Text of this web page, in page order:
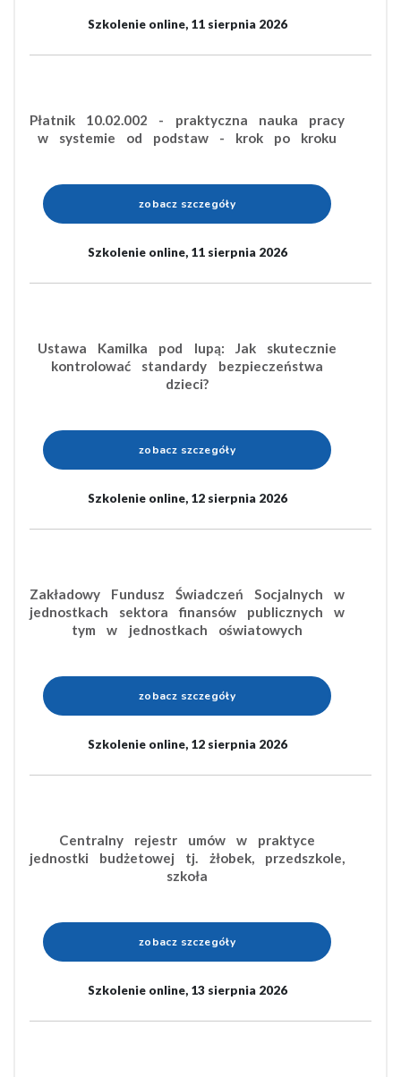
Szkolenie online, 11 sierpnia 2026
Płatnik 10.02.002 - praktyczna nauka pracy
w systemie od podstaw - krok po kroku
zobacz szczegóły
Szkolenie online, 11 sierpnia 2026
Ustawa Kamilka pod lupą: Jak skutecznie
kontrolować standardy bezpieczeństwa
dzieci?
zobacz szczegóły
Szkolenie online, 12 sierpnia 2026
Zakładowy Fundusz Świadczeń Socjalnych w
jednostkach sektora finansów publicznych w
tym w jednostkach oświatowych
zobacz szczegóły
Szkolenie online, 12 sierpnia 2026
Centralny rejestr umów w praktyce
jednostki budżetowej tj. żłobek, przedszkole,
szkoła
zobacz szczegóły
Szkolenie online, 13 sierpnia 2026